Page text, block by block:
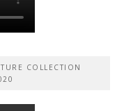
COLLECTION